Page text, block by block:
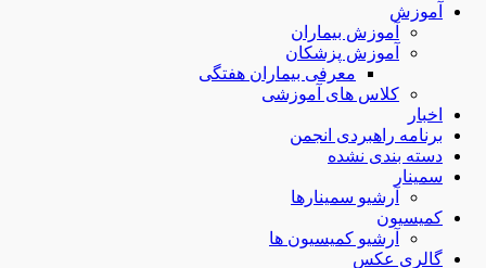
آموزش
آموزش بیماران
آموزش پزشکان
معرفی بیماران هفتگی
کلاس های آموزشی
اخبار
برنامه راهبردی انجمن
دسته بندی نشده
سمینار
آرشیو سمینارها
کمیسیون
آرشیو کمیسیون ها
گالری عکس